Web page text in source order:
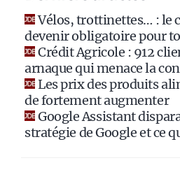
Vélos, trottinettes… : le
devenir obligatoire pour
Crédit Agricole : 912
arnaque qui menace la
Les prix des produits
de fortement augmenter
Google Assistant
stratégie de Google et ce